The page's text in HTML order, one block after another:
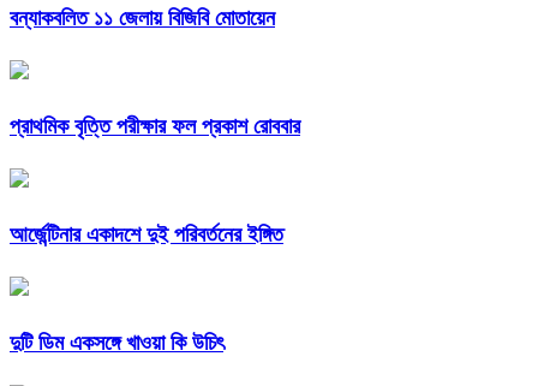
বন্যাকবলিত ১১ জেলায় বিজিবি মোতায়েন
প্রাথমিক বৃত্তি পরীক্ষার ফল প্রকাশ রোববার
আর্জেন্টিনার একাদশে দুই পরিবর্তনের ইঙ্গিত
দুটি ডিম একসঙ্গে খাওয়া কি উচিৎ